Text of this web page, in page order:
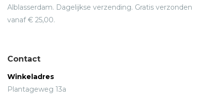
Alblasserdam. Dagelijkse verzending. Gratis verzonden
vanaf € 25,00.
Contact
Winkeladres
Plantageweg 13a